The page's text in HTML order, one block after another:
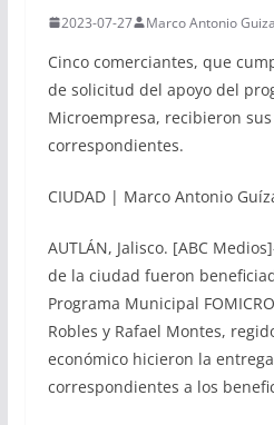
2023-07-27 Marco Antonio
Cinco comerciantes, que
de solicitud del apoyo del
Microempresa, recibieron
correspondientes.
CIUDAD | Marco Antonio
AUTLÁN, Jalisco. [ABC
de la ciudad fueron
Programa Municipal
Robles y Rafael Montes,
económico hicieron la
correspondientes a los